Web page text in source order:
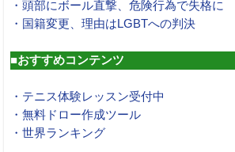
・頭部にボール直撃、危険行為で失格に
・国籍変更、理由はLGBTへの判決
■おすすめコンテンツ
・テニス体験レッスン受付中
・無料ドロー作成ツール
・世界ランキング